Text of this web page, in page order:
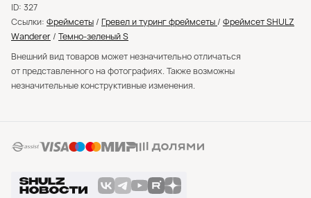
ID: 327
Ссылки: Фреймсеты / Гревел и туринг фреймсеты / Фреймсет SHULZ
Wanderer / Темно-зеленый S
Внешний вид товаров может незначительно отличаться
от представленного на фотографиях. Также возможны
незначительные конструктивные изменения.